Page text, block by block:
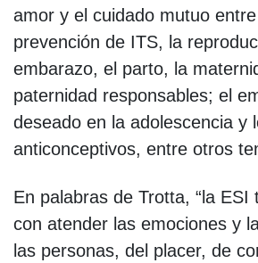
amor y el cuidado mutuo
prevención de ITS, la
embarazo, el parto, la
paternidad responsables; el
deseado en la adolescencia y
anticonceptivos, entre otros
En palabras de Trotta, “la ESI
con atender las emociones y
las personas, del placer, de